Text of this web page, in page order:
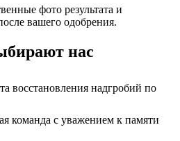
фото результата и
вашего одобрения.
нас
восстановления надгробий по
команда с уважением к памяти